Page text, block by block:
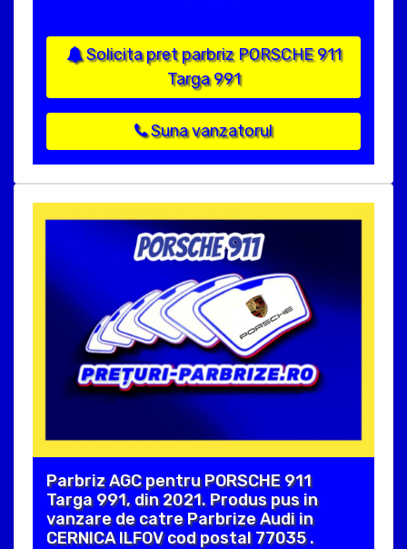
Solicita pret parbriz PORSCHE 911
Targa 991
Suna vanzatorul
Parbriz AGC pentru PORSCHE 911
Targa 991, din 2021. Produs pus in
vanzare de catre Parbrize Audi in
CERNICA ILFOV cod postal 77035 .